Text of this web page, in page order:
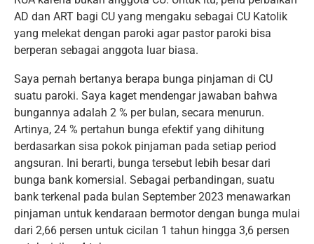
AD dan ART bagi CU yang mengaku sebagai CU Katolik
yang melekat dengan paroki agar pastor paroki bisa
berperan sebagai anggota luar biasa.
Saya pernah bertanya berapa bunga pinjaman di CU
suatu paroki. Saya kaget mendengar jawaban bahwa
bungannya adalah 2 % per bulan, secara menurun.
Artinya, 24 % pertahun bunga efektif yang dihitung
berdasarkan sisa pokok pinjaman pada setiap period
angsuran. Ini berarti, bunga tersebut lebih besar dari
bunga bank komersial. Sebagai perbandingan, suatu
bank terkenal pada bulan September 2023 menawarkan
pinjaman untuk kendaraan bermotor dengan bunga mulai
dari 2,66 persen untuk cicilan 1 tahun hingga 3,6 persen